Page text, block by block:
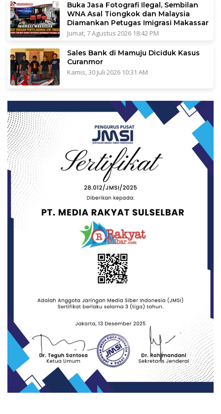
Buka Jasa Fotografi Ilegal, Sembilan
WNA Asal Tiongkok dan Malaysia
Diamankan Petugas Imigrasi Makassar
Jumat, 7 Agustus 2026 18:42 PM
Sales Bank di Mamuju Diciduk Kasus
Curanmor
Kamis, 30 Juli 2026 10:31 AM